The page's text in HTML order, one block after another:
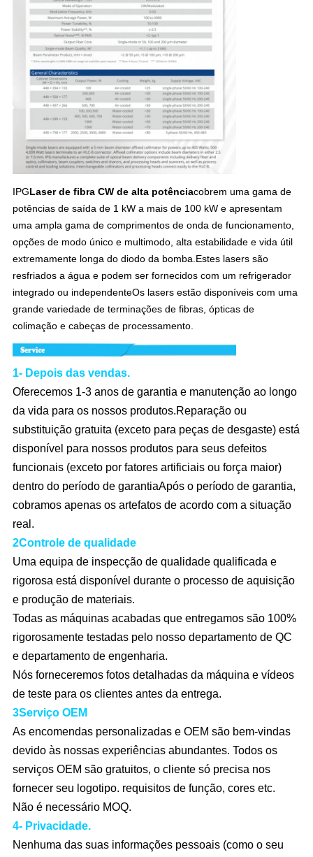
IPGLaser de fibra CW de alta potênciacobrem uma gama de
potências de saída de 1 kW a mais de 100 kW e apresentam
uma ampla gama de comprimentos de onda de funcionamento,
opções de modo único e multimodo, alta estabilidade e vida útil
extremamente longa do diodo da bomba.Estes lasers são
resfriados a água e podem ser fornecidos com um refrigerador
integrado ou independenteOs lasers estão disponíveis com uma
grande variedade de terminações de fibras, ópticas de
colimação e cabeças de processamento.
1- Depois das vendas.
Oferecemos 1-3 anos de garantia e manutenção ao longo
da vida para os nossos produtos.Reparação ou
substituição gratuita (exceto para peças de desgaste) está
disponível para nossos produtos para seus defeitos
funcionais (exceto por fatores artificiais ou força maior)
dentro do período de garantiaApós o período de garantia,
cobramos apenas os artefatos de acordo com a situação
real.
2Controle de qualidade
Uma equipa de inspecção de qualidade qualificada e
rigorosa está disponível durante o processo de aquisição
e produção de materiais.
Todas as máquinas acabadas que entregamos são 100%
rigorosamente testadas pelo nosso departamento de QC
e departamento de engenharia.
Nós forneceremos fotos detalhadas da máquina e vídeos
de teste para os clientes antes da entrega.
3Serviço OEM
As encomendas personalizadas e OEM são bem-vindas
devido às nossas experiências abundantes. Todos os
serviços OEM são gratuitos, o cliente só precisa nos
fornecer seu logotipo. requisitos de função, cores etc.
Não é necessário MOQ.
4- Privacidade.
Nenhuma das suas informações pessoais (como o seu